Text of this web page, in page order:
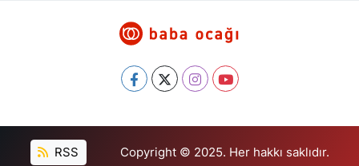
RSS Copyright © 2025. Her hakkı saklıdır.